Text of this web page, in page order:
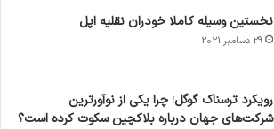
نخستین وسیله کاملا خودران نقلیه اپل
29 دسامبر 2021
رویکرد ترسناک گوگل؛ چرا یکی از نوآورترین
شرکت‌های جهان درباره بلاکچین سکوت کرده است؟